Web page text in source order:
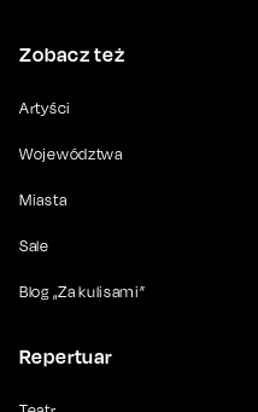
Zobacz też
Artyści
Województwa
Miasta
Sale
Blog „Za kulisami”
Repertuar